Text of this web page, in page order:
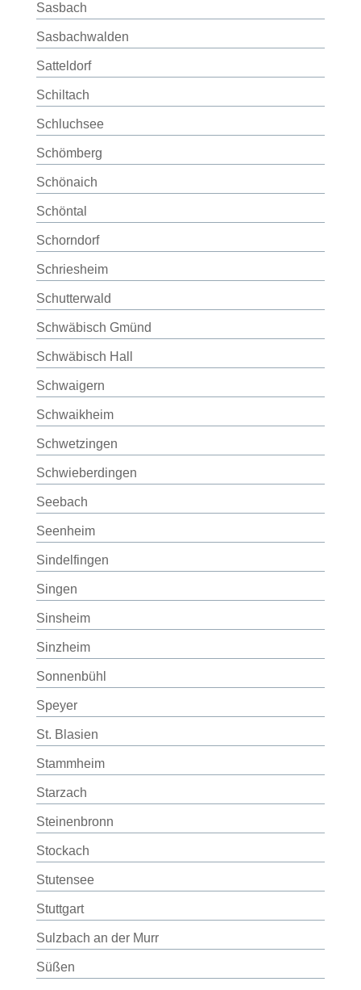
Sasbach
Sasbachwalden
Satteldorf
Schiltach
Schluchsee
Schömberg
Schönaich
Schöntal
Schorndorf
Schriesheim
Schutterwald
Schwäbisch Gmünd
Schwäbisch Hall
Schwaigern
Schwaikheim
Schwetzingen
Schwieberdingen
Seebach
Seenheim
Sindelfingen
Singen
Sinsheim
Sinzheim
Sonnenbühl
Speyer
St. Blasien
Stammheim
Starzach
Steinenbronn
Stockach
Stutensee
Stuttgart
Sulzbach an der Murr
Süßen